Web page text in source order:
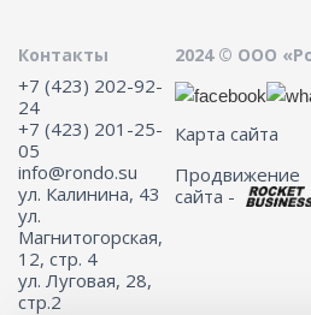
Контакты
+7 (423) 202-92-
24
+7 (423) 201-25-
05
info@rondo.su
ул. Калинина, 43
ул.
Магнитогорская,
12, стр. 4
ул. Луговая, 28,
стр.2
2024 © ООО
Карта сайта
Продвижение
сайта -